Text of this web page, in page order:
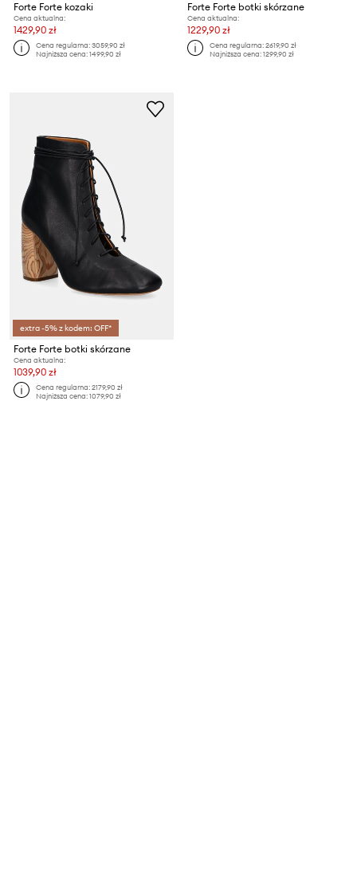
Forte Forte kozaki
Cena aktualna:
1429,90 zł
Cena regularna:3059,90 zł
Najniższa cena:1499,90 zł
Forte Forte botki skórzane
Cena aktualna:
1229,90 zł
Cena regularna:2619,90 zł
Najniższa cena:1299,90 zł
extra -5% z kodem: OFF*
Forte Forte botki skórzane
Cena aktualna:
1039,90 zł
Cena regularna:2179,90 zł
Najniższa cena:1079,90 zł